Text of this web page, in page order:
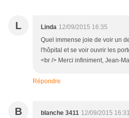
L Linda 12/09/2015 16:35
Quel immense joie de voir un
l'hôpital et se voir ouvrir les
<br /> Merci infiniment, Jean-
Répondre
B blanche 3411 12/09/2015 16:31